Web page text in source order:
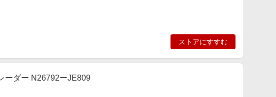
ストアにすすむ
ーダー N26792ーJE809